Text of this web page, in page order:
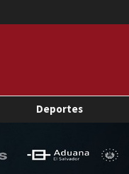
Deportes